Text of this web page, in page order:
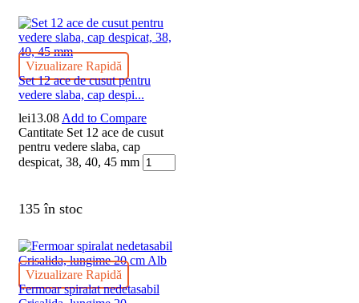
Vizualizare Rapidă
Set 12 ace de cusut pentru
vedere slaba, cap despi...
lei13.08 Add to Compare
Cantitate Set 12 ace de cusut
pentru vedere slaba, cap
despicat, 38, 40, 45 mm
135 în stoc
Vizualizare Rapidă
Fermoar spiralat nedetasabil